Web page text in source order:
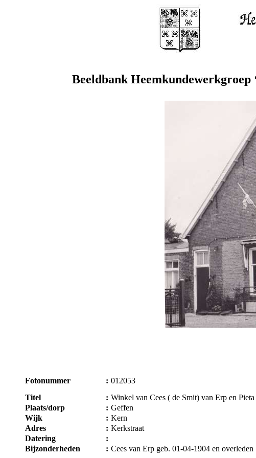
Beeldbank Heemkundewerkgroep
Fotonummer : 012053
Titel
: Winkel van Cees ( de Smit) van Erp en
Plaats/dorp
: Geffen
Wijk
: Kern
Adres
: Kerkstraat
Datering
:
Bijzonderheden
: Cees van Erp geb. 01-04-1904 en